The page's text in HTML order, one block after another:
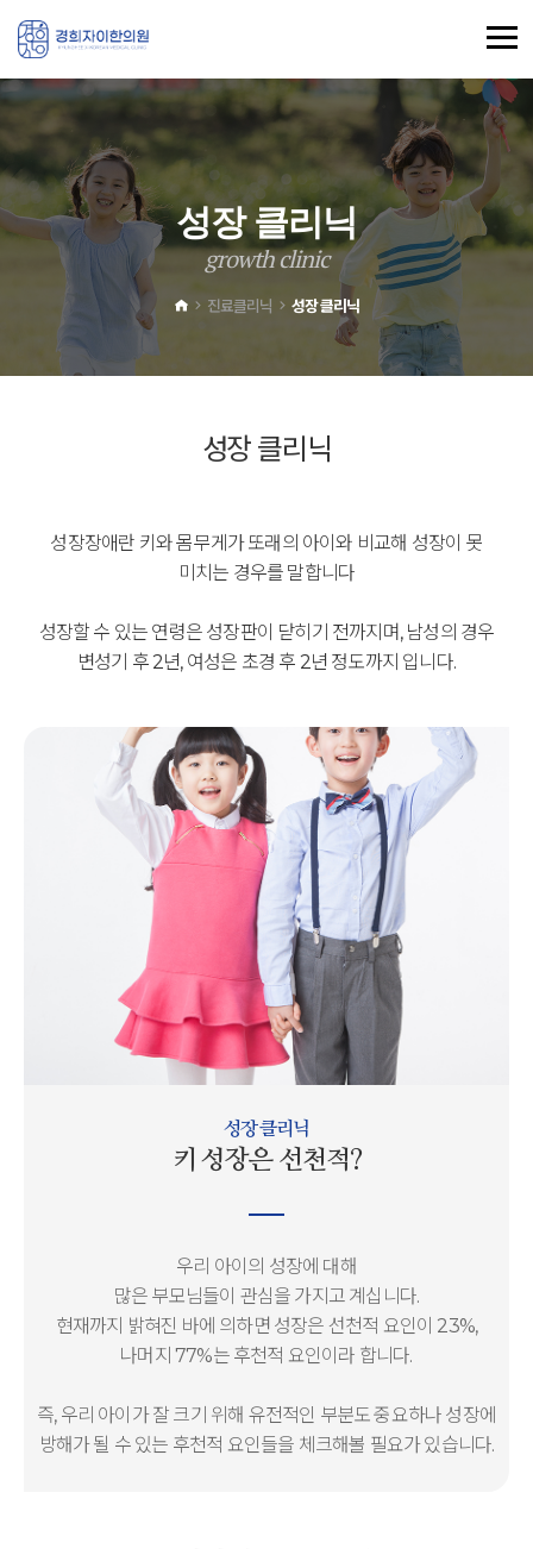
성장 클리닉
growthclinic
진료클리닉 성장 클리닉
성장 클리닉
성장장애란 키와 몸무게가 또래의 아이와 비교해 성장이 못
미치는 경우를 말합니다
성장할 수 있는 연령은 성장판이 닫히기 전까지며,남성의 경우
변성기 후 2년, 여성은 초경 후 2년 정도까지 입니다.
성장 클리닉
키 성장은 선천적?
우리 아이의 성장에 대해
많은 부모님들이 관심을 가지고 계십니다.
현재까지 밝혀진 바에 의하면 성장은 선천적 요인이 23%,
나머지 77%는 후천적 요인이라 합니다.
즉, 우리 아이가 잘 크기 위해 유전적인 부분도 중요하나 성장에
방해가 될 수 있는 후천적 요인들을 체크해볼 필요가 있습니다.